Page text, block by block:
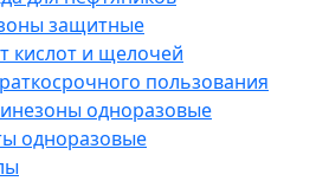
защитные
кислот и щелочей
пользования
одноразовые
одноразовые